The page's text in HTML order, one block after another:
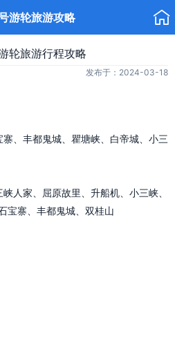
游轮旅游攻略 
轮旅游行程攻略
发布于：2024-03-18
、丰都鬼城、瞿塘峡、白帝城、小三
人家、屈原故里、升船机、小三峡、
宝寨、丰都鬼城、双桂山